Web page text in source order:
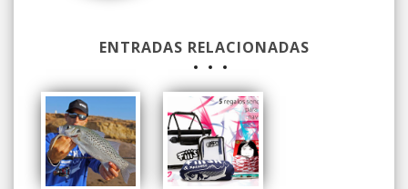
ENTRADAS RELACIONADAS